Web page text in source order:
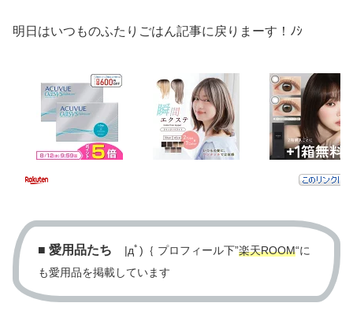
明日はいつものふたりごはん記事に戻りまーす！ﾉｼ
■ 愛用品たち |дﾟ)｛ プロフィール下”楽天ROOM“に
も愛用品を掲載しています